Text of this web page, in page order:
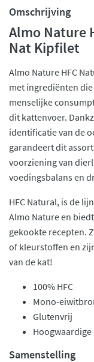
Omschrijving
Almo Nature
Nat Kipfilet
Almo Nature HFC
met ingrediënten
menselijke
dit kattenvoer.
identificatie van de
garandeert dit
voorziening van
voedingsbalans en
HFC Natural, is de
Almo Nature en
gekookte recepten.
of kleurstoffen en
van de kat!
100% HFC
Mono-
Glutenvrij
Samenstelling